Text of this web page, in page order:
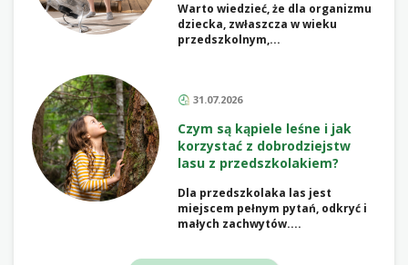
Warto wiedzieć, że dla organizmu
dziecka, zwłaszcza w wieku
przedszkolnym,...
31.07.2026
Czym są kąpiele leśne i jak
korzystać z dobrodziejstw
lasu z przedszkolakiem?
Dla przedszkolaka las jest
miejscem pełnym pytań, odkryć i
małych zachwytów....